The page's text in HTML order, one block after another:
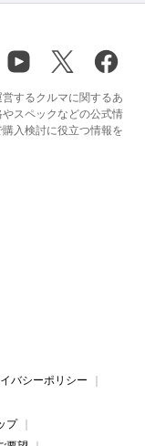
するクルマに関するあ
スペックなどの公式情
入検討に役立つ情報を
バシーポリシー
プ